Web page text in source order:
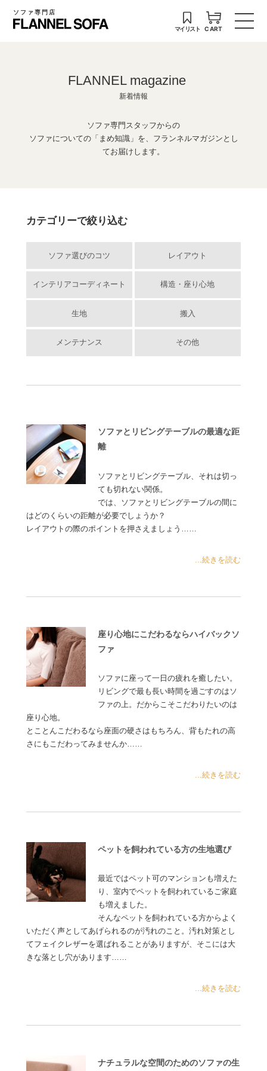
ソファ専門店
マイリスト CART
FLANNEL magazine
新着情報
ソファ専門スタッフからの
ソファについての「まめ知識」を、フランネルマガジンとし
てお届けします。
カテゴリーで絞り込む
ソファ選びのコツ レイアウト
インテリアコーディネート 構造・座り心地
生地 搬入
メンテナンス その他
ソファとリビングテーブルの最適な距
離
ソファとリビングテーブル、それは切っ
ても切れない関係。
では、ソファとリビングテーブルの間に
はどのくらいの距離が必要でしょうか？
レイアウトの際のポイントを押さえましょう……
...続きを読む
座り心地にこだわるならハイバックソ
ファ
ソファに座って一日の疲れを癒したい。
リビングで最も長い時間を過ごすのはソ
ファの上。だからこそこだわりたいのは
座り心地。
とことんこだわるなら座面の硬さはもちろん、背もたれの高
さにもこだわってみませんか……
...続きを読む
ペットを飼われている方の生地選び
最近ではペット可のマンションも増えた
り、室内でペットを飼われているご家庭
も増えました。
そんなペットを飼われている方からよく
いただく声としてあげられるのが汚れのこと。汚れ対策とし
てフェイクレザーを選ばれることがありますが、そこには大
きな落とし穴があります……
...続きを読む
ナチュラルな空間のためのソファの生